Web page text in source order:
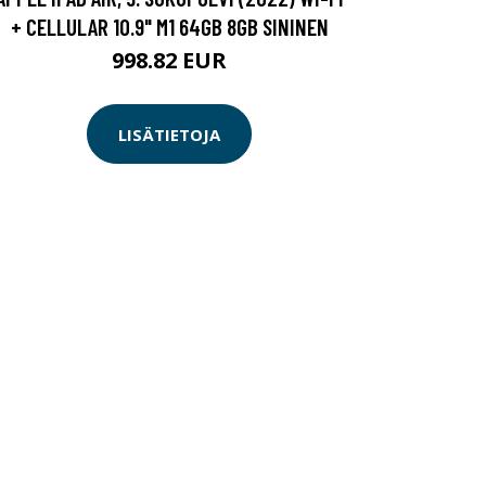
+ CELLULAR 10.9" M1 64GB 8GB SININEN
998.82 EUR
LISÄTIETOJA